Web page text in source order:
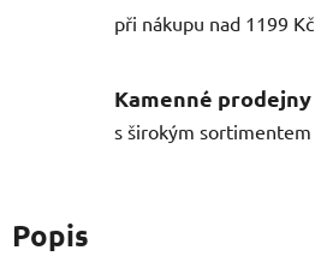
při nákupu nad 1199 Kč
Kamenné prodejny
s širokým sortimentem
Popis